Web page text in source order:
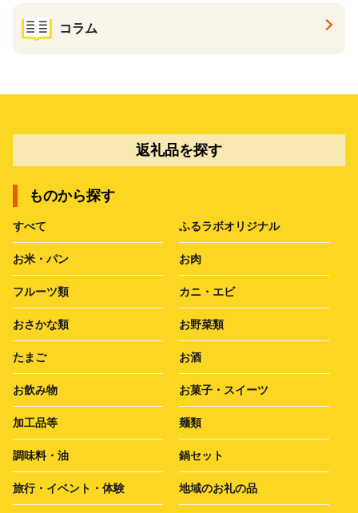
コラム
返礼品を探す
ものから探す
すべて ふるラボオリジナル
お米・パン お肉
フルーツ類 カニ・エビ
おさかな類 お野菜類
たまご お酒
お飲み物 お菓子・スイーツ
加工品等 麺類
調味料・油 鍋セット
旅行・イベント・体験 地域のお礼の品